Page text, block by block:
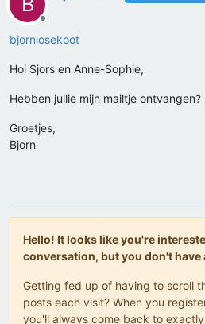
Offline
bjornlosekoot
Hoi Sjors en Anne-Sophie,
Hebben jullie mijn mailtje ontvangen?
Groetjes,
Bjorn
Hello! It looks like you're
conversation, but you don't have
Getting fed up of having to scroll
posts each visit? When you
you'll always come back to